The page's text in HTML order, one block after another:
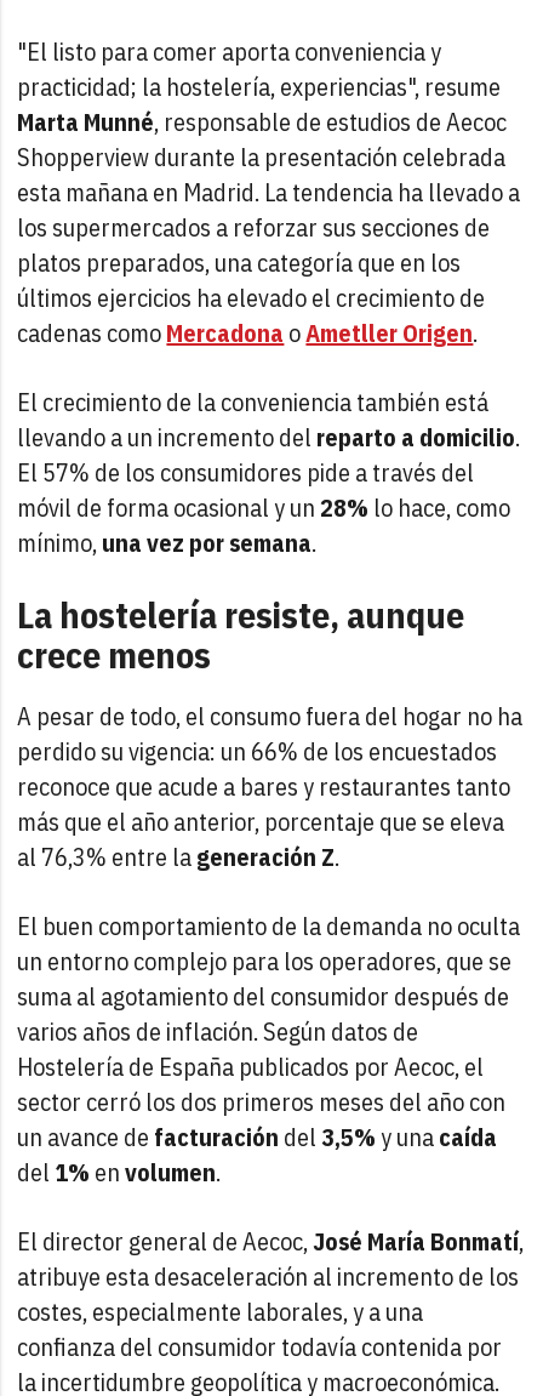
"El listo para comer aporta conveniencia y
practicidad; la hostelería, experiencias", resume
Marta Munné, responsable de estudios de Aecoc
Shopperview durante la presentación celebrada
esta mañana en Madrid. La tendencia ha llevado a
los supermercados a reforzar sus secciones de
platos preparados, una categoría que en los
últimos ejercicios ha elevado el crecimiento de
cadenas comoMercadona oAmetller Origen.
El crecimiento de la conveniencia también está
llevando a un incremento del reparto a domicilio.
El 57% de los consumidores pide a través del
móvil de forma ocasional y un28% lo hace, como
mínimo,una vez por semana.
La hostelería resiste, aunque
crece menos
A pesar de todo, el consumo fuera del hogar no ha
perdido su vigencia: un 66% de los encuestados
reconoce que acude a bares y restaurantes tanto
más que el año anterior, porcentaje que se eleva
al 76,3% entre lageneración Z.
El buen comportamiento de la demanda no oculta
un entorno complejo para los operadores, que se
suma al agotamiento del consumidor después de
varios años de inflación. Según datos de
Hostelería de España publicados por Aecoc, el
sector cerró los dos primeros meses del año con
un avance de facturación del3,5%y unacaída
del 1% envolumen.
El director general de Aecoc,José María Bonmatí,
atribuye esta desaceleración al incremento de los
costes, especialmente laborales, y a una
confianza del consumidor todavía contenida por
la incertidumbre geopolítica y macroeconómica.